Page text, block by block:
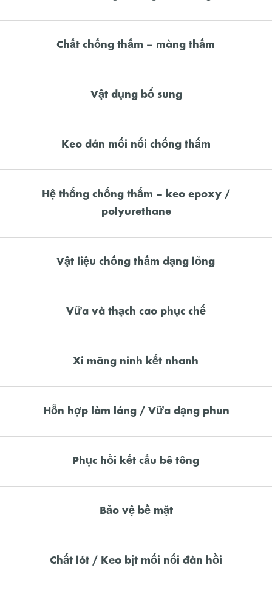
Chất chống thấm – màng thấm
Vật dụng bổ sung
Keo dán mối nối chống thấm
Hệ thống chống thấm – keo epoxy /
polyurethane
Vật liệu chống thấm dạng lỏng
Vữa và thạch cao phục chế
Xi măng ninh kết nhanh
Hỗn hợp làm láng / Vữa dạng phun
Phục hồi kết cấu bê tông
Bảo vệ bề mặt
Chất lót / Keo bịt mối nối đàn hồi